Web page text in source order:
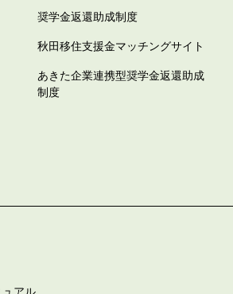
奨学金返還助成制度
秋田移住支援金マッチングサイト
あきた企業連携型奨学金返還助成
制度
アル